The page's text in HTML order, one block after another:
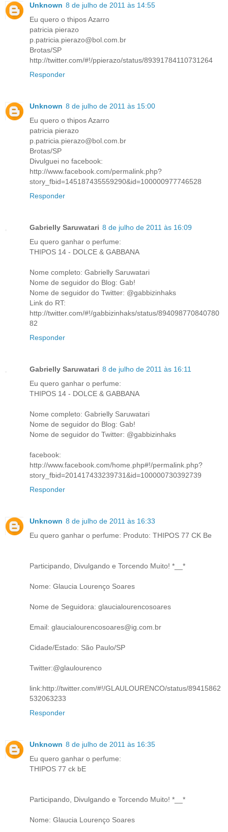
Unknown 8 de julho de 2011 às 14:55
Eu quero o thipos Azarro
patricia pierazo
p.patricia.pierazo@bol.com.br
Brotas/SP
http://twitter.com/#!/ppierazo/status/89391784110731264
Responder
Unknown 8 de julho de 2011 às 15:00
Eu quero o thipos Azarro
patricia pierazo
p.patricia.pierazo@bol.com.br
Brotas/SP
Divulguei no facebook:
http://www.facebook.com/permalink.php?
story_fbid=145187435559290&id=100000977746528
Responder
Gabrielly Saruwatari 8 de julho de 2011 às 16:09
Eu quero ganhar o perfume:
THIPOS 14 - DOLCE & GABBANA
Nome completo: Gabrielly Saruwatari
Nome de seguidor do Blog: Gab!
Nome de seguidor do Twitter: @gabbizinhaks
Link do RT:
http://twitter.com/#!/gabbizinhaks/status/894098770840780
82
Responder
Gabrielly Saruwatari 8 de julho de 2011 às 16:11
Eu quero ganhar o perfume:
THIPOS 14 - DOLCE & GABBANA
Nome completo: Gabrielly Saruwatari
Nome de seguidor do Blog: Gab!
Nome de seguidor do Twitter: @gabbizinhaks
facebook:
http://www.facebook.com/home.php#!/permalink.php?
story_fbid=201417433239731&id=100000730392739
Responder
Unknown 8 de julho de 2011 às 16:33
Eu quero ganhar o perfume: Produto: THIPOS 77 CK Be
Participando, Divulgando e Torcendo Muito! *__*
Nome: Glaucia Lourenço Soares
Nome de Seguidora: glaucialourencosoares
Email: glaucialourencosoares@ig.com.br
Cidade/Estado: São Paulo/SP
Twitter:@glaulourenco
link:http://twitter.com/#!/GLAULOURENCO/status/89415862
532063233
Responder
Unknown 8 de julho de 2011 às 16:35
Eu quero ganhar o perfume:
THIPOS 77 ck bE
Participando, Divulgando e Torcendo Muito! *__*
Nome: Glaucia Lourenço Soares